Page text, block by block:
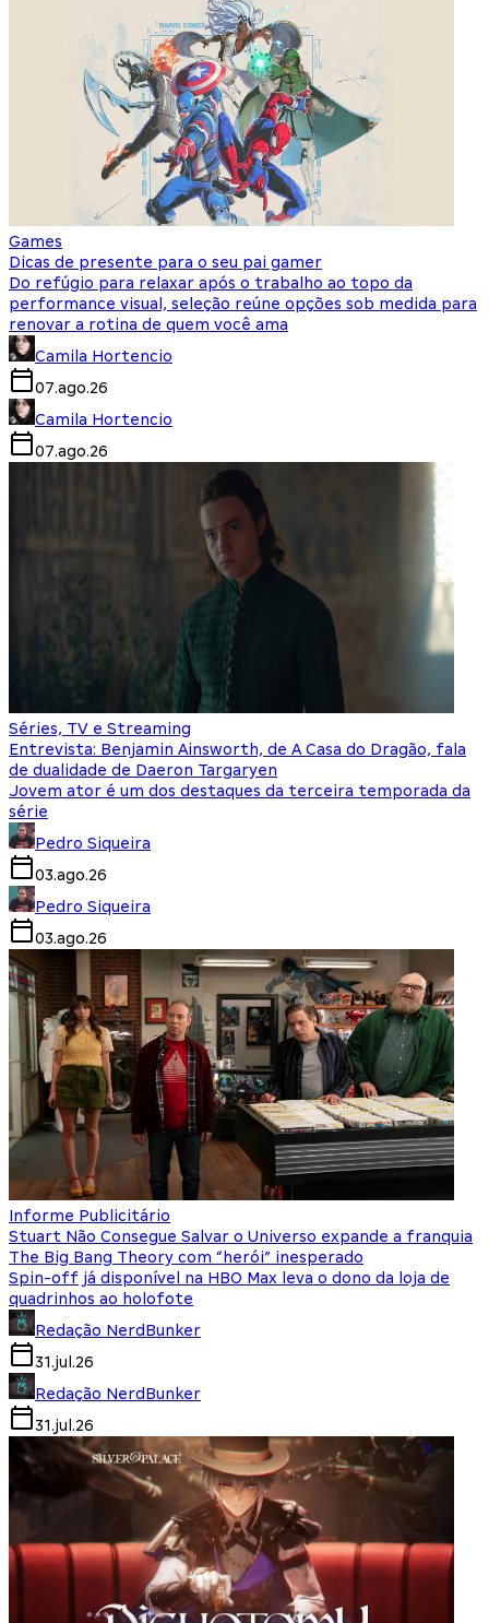
Games
Dicas de presente para o seu pai gamer
Do refúgio para relaxar após o trabalho ao topo da
performance visual, seleção reúne opções sob medida para
renovar a rotina de quem você ama
Camila Hortencio
07.ago.26
Camila Hortencio
07.ago.26
Séries, TV e Streaming
Entrevista: Benjamin Ainsworth, de A Casa do Dragão, fala
de dualidade de Daeron Targaryen
Jovem ator é um dos destaques da terceira temporada da
série
Pedro Siqueira
03.ago.26
Pedro Siqueira
03.ago.26
Informe Publicitário
Stuart Não Consegue Salvar o Universo expande a franquia
The Big Bang Theory com “herói” inesperado
Spin-off já disponível na HBO Max leva o dono da loja de
quadrinhos ao holofote
Redação NerdBunker
31.jul.26
Redação NerdBunker
31.jul.26